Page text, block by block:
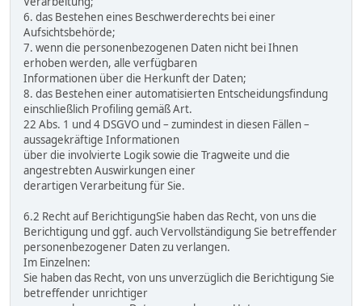
6. das Bestehen eines Beschwerderechts bei einer
Aufsichtsbehörde;
7. wenn die personenbezogenen Daten nicht bei Ihnen
erhoben werden, alle verfügbaren
Informationen über die Herkunft der Daten;
8. das Bestehen einer automatisierten Entscheidungsfindung
einschließlich Profiling gemäß Art.
22 Abs. 1 und 4 DSGVO und – zumindest in diesen Fällen –
aussagekräftige Informationen
über die involvierte Logik sowie die Tragweite und die
angestrebten Auswirkungen einer
derartigen Verarbeitung für Sie.
6.2 Recht auf BerichtigungSie haben das Recht, von uns die
Berichtigung und ggf. auch Vervollständigung Sie betreffender
personenbezogener Daten zu verlangen.
Im Einzelnen:
Sie haben das Recht, von uns unverzüglich die Berichtigung Sie
betreffender unrichtiger